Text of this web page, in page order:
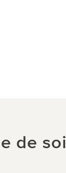
de